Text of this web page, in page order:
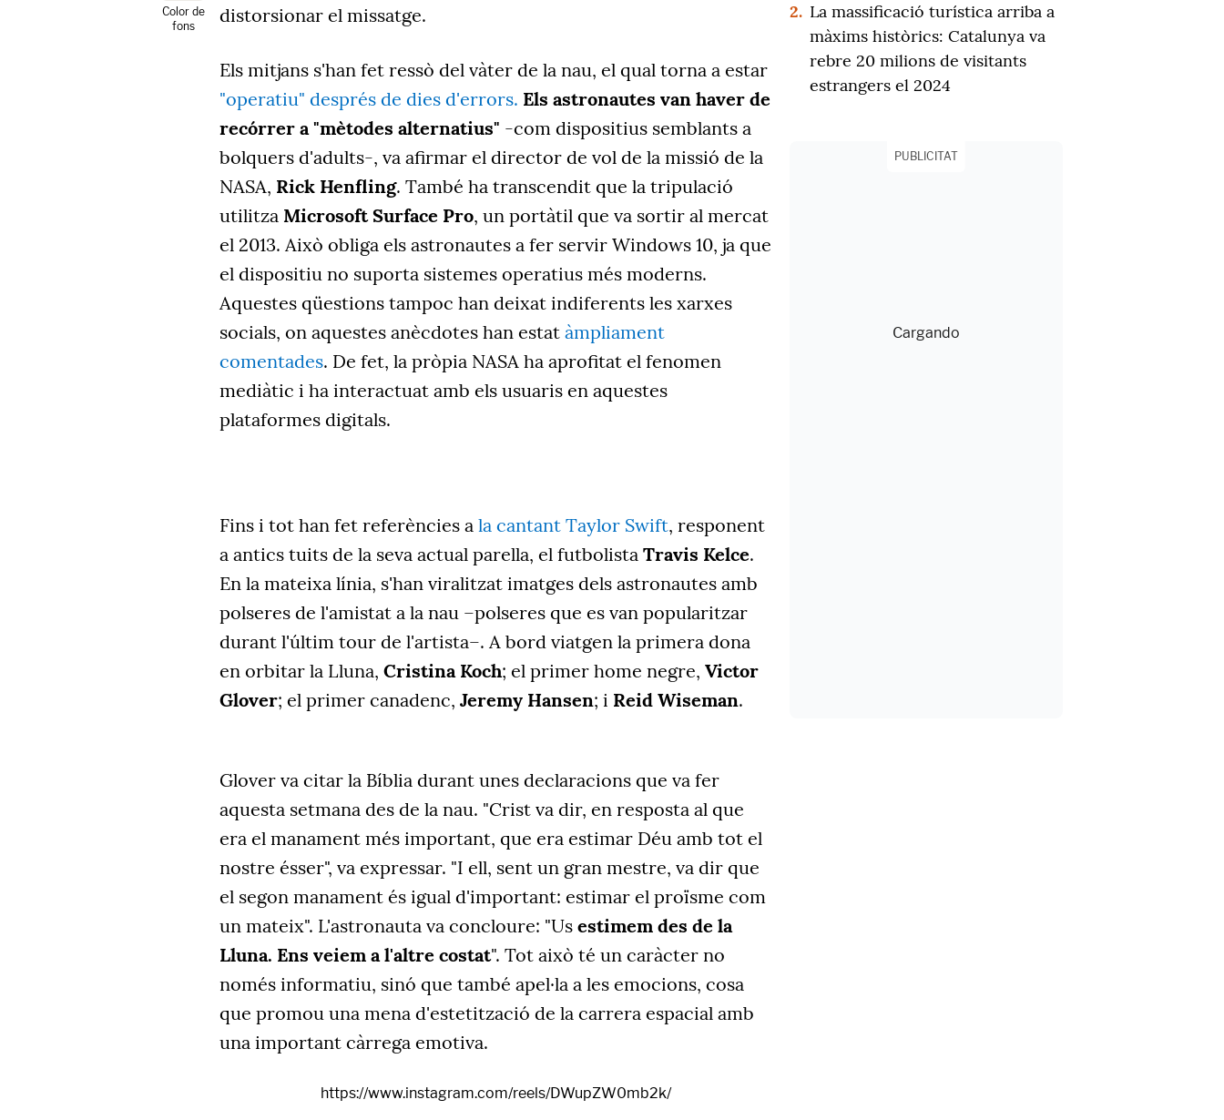
Color de
fons
distorsionar el missatge.
Els mitjans s'han fet ressò del vàter de la nau, el qual torna a estar
"operatiu" després de dies d'errors. Els astronautes van haver de
recórrer a "mètodes alternatius" -com dispositius semblants a
bolquers d'adults-, va afirmar el director de vol de la missió de la
NASA, Rick Henfling. També ha transcendit que la tripulació
utilitza Microsoft Surface Pro, un portàtil que va sortir al mercat
el 2013. Això obliga els astronautes a fer servir Windows 10, ja que
el dispositiu no suporta sistemes operatius més moderns.
Aquestes qüestions tampoc han deixat indiferents les xarxes
socials, on aquestes anècdotes han estat àmpliament
comentades. De fet, la pròpia NASA ha aprofitat el fenomen
mediàtic i ha interactuat amb els usuaris en aquestes
plataformes digitals.
Fins i tot han fet referències a la cantant Taylor Swift, responent
a antics tuits de la seva actual parella, el futbolista Travis Kelce.
En la mateixa línia, s'han viralitzat imatges dels astronautes amb
polseres de l'amistat a la nau –polseres que es van popularitzar
durant l'últim tour de l'artista–. A bord viatgen la primera dona
en orbitar la Lluna, Cristina Koch; el primer home negre, Victor
Glover; el primer canadenc, Jeremy Hansen; i Reid Wiseman.
Glover va citar la Bíblia durant unes declaracions que va fer
aquesta setmana des de la nau. "Crist va dir, en resposta al que
era el manament més important, que era estimar Déu amb tot el
nostre ésser", va expressar. "I ell, sent un gran mestre, va dir que
el segon manament és igual d'important: estimar el proïsme com
un mateix". L'astronauta va concloure: "Us estimem des de la
Lluna. Ens veiem a l'altre costat". Tot això té un caràcter no
només informatiu, sinó que també apel·la a les emocions, cosa
que promou una mena d'estetització de la carrera espacial amb
una important càrrega emotiva.
https://www.instagram.com/reels/DWupZW0mb2k/
2. La massificació turística arriba a
màxims històrics: Catalunya va
rebre 20 milions de visitants
estrangers el 2024
PUBLICITAT